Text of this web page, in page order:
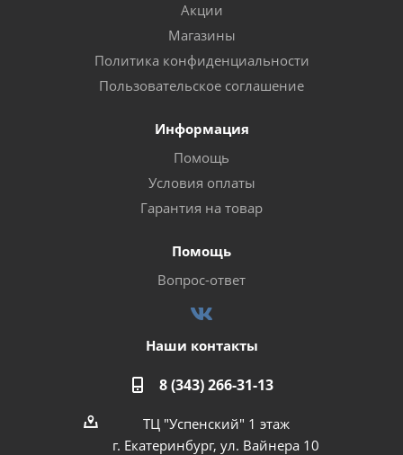
Акции
Магазины
Политика конфиденциальности
Пользовательское соглашение
Информация
Помощь
Условия оплаты
Гарантия на товар
Помощь
Вопрос-ответ
Наши контакты
8 (343) 266-31-13
ТЦ "Успенский" 1 этаж
г. Екатеринбург, ул. Вайнера 10